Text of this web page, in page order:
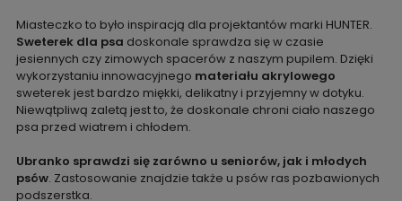
Miasteczko to było inspiracją dla projektantów marki HUNTER.
Sweterek dla psa doskonale sprawdza się w czasie
jesiennych czy zimowych spacerów z naszym pupilem. Dzięki
wykorzystaniu innowacyjnego materiału akrylowego
sweterek jest bardzo miękki, delikatny i przyjemny w dotyku.
Niewątpliwą zaletą jest to, że doskonale chroni ciało naszego
psa przed wiatrem i chłodem.
Ubranko sprawdzi się zarówno u seniorów, jak i młodych
psów. Zastosowanie znajdzie także u psów ras pozbawionych
podszerstka.